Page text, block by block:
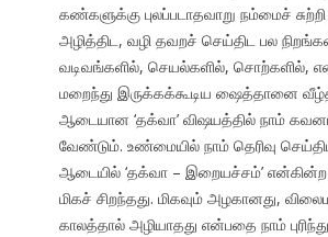
கண்களுக்கு புலப்படாதவாறு நம்மைச்
அழித்திட, வழி தவறச் செய்திட பல
வடிவங்களில், செயல்களில், சொற்களில்,
மறைந்து இருக்கக்கூடிய ஷைத்தானை
ஆடையான ‘தக்வா’ விஷயத்தில் நாம்
வேண்டும். உண்மையில் நாம் தெரிவு
ஆடையில் ‘தக்வா – இறையச்சம்’
மிகச் சிறந்தது. மிகவும் அழகானது,
காலத்தால் அழியாதது என்பதை நாம்